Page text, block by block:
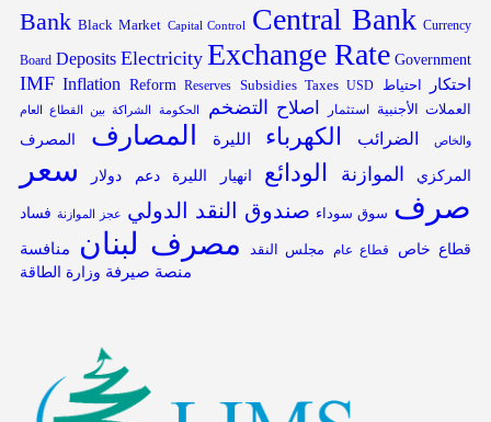
Bank Black Market Capital Control Central Bank Currency
Board Deposits Electricity Exchange Rate Government
IMF Inflation Reform Reserves Subsidies Taxes USD احتكار
احتياط
العملات الأجنبية
استثمار اصلاح التضخم الحكومة الشراكة بين القطاع العام
والخاص الضرائب الكهرباء الليرة المصارف المصرف
المركزي الموازنة الودائع انهيار الليرة دعم دولار
سعر
صرف سوق سوداء صندوق النقد الدولي عجز الموازنة فساد
قطاع خاص قطاع عام مجلس النقد مصرف لبنان
منافسة
منصة صيرفة وزارة الطاقة